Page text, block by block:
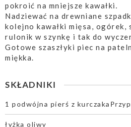
pokroić na mniejsze kawałki.
Nadziewać na drewniane
kolejno kawałki mięsa,
rulonik w szynkę i tak do
Gotowe szaszłyki piec na
miękka.
SKŁADNIKI
1 podwójna pierś z
łyżka oliwy